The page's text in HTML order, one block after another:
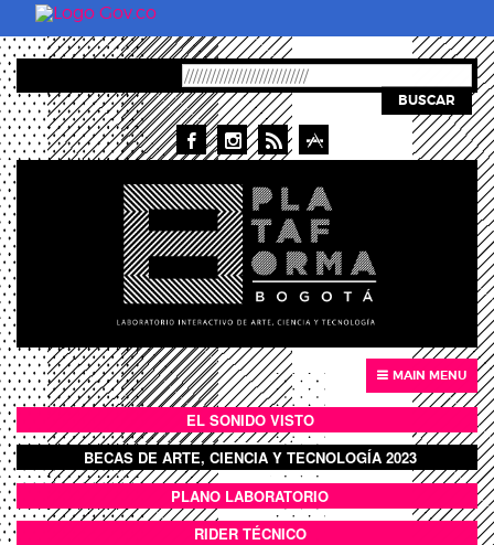
Pasar al contenido principal
BUSCAR
MAIN MENU
BOTÓN SONIDO VISTO
EL SONIDO VISTO
BOTON DOMO LLENO
BECAS DE ARTE, CIENCIA Y TECNOLOGÍA 2023
ANEXOS
PLANO LABORATORIO
RIDER TÉCNICO